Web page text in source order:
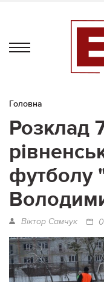
Головна
Розклад
футболу
Віктор Самчук